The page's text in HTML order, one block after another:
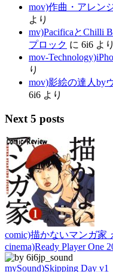
mov)作曲・アレン
より
mv)PacificaとChilli
プロック に 6i6 より
mov-
り
mov)影絵の達人by
6i6 より
Next 5 posts
comic)描かないマンガ家
cinema)Ready Player One
mySound)Skipping Day v1